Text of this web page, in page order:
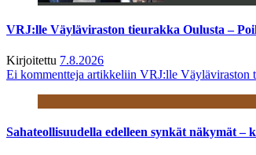
VRJ:lle Väyläviraston tieurakka Oulusta –
Kirjoitettu 7.8.2026
Ei kommentteja artikkeliin VRJ:lle Väyläviraston
Sahateollisuudella edelleen synkät näkymät